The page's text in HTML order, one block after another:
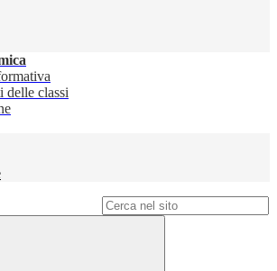
delle classi